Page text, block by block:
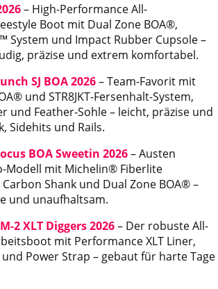
– High-Performance All-
Boot mit Dual Zone BOA®,
System und Impact Rubber Cupsole –
präzise und extrem komfortabel.
SJ BOA 2026– Team-Favorit mit
und STR8JKT-Fersenhalt-System,
und Feather-Sohle – leicht, präzise und
Sidehits und Rails.
BOA Sweetin 2026– Austen
Modell mit Michelin® Fiberlite
Shank und Dual Zone BOA® –
und unaufhaltsam.
2 XLT Diggers 2026– Der robuste All-
mit Performance XLT Liner,
Power Strap – gebaut für harte Tage